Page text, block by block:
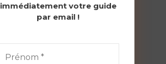
immédiatement votre guide
par email !